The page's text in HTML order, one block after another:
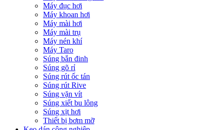
Máy đục hơi
Máy khoan hơi
Máy mài hơi
Máy mài trụ
Máy nén khí
Máy Taro
Súng bắn đinh
Súng gõ rỉ
Súng rút ốc tán
Súng rút Rive
Súng vặn vít
Súng xiết bu lông
Súng xịt hơi
Thiết bị bơm mỡ